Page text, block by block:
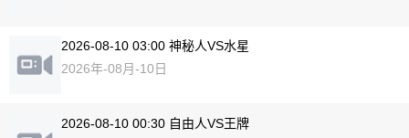
2026-08-10 03:00 神秘人VS水星
2026年-08月-10日
2026-08-10 00:30 自由人VS王牌